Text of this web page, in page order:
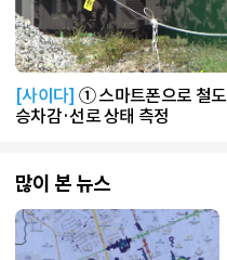
[사이다] ① 스마트폰으로 철도
승차감·선로 상태 측정
많이 본 뉴스